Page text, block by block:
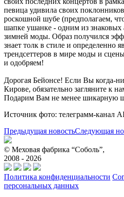
певица удивила своих
роскошной шубе (предполагаем,
шапке ушанке - одним из знаковых
зимней моды. Образ получился
знает толк в стиле и определенно
трендсеттеров в мире моды и
и одобряем!
Дорогая Бейонсе! Если Вы когда-
Кирове, обязательно загляните к
Подарим Вам не менее шикарную
Источник фото: телеграмм-
Предыдущая новостьСледующая
© Меховая фабрика “Соболь”,
2008 - 2026
Политика конфиденциальности
персональных данных